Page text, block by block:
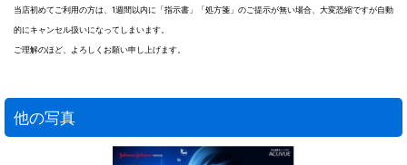
当店初めてご利用の方は、1週間以内に「指示書」「処方箋」のご提示が無い場合、大変恐縮ですが自動
的にキャンセル扱いになってしまいます。
ご理解のほど、よろしくお願い申し上げます。
他の写真